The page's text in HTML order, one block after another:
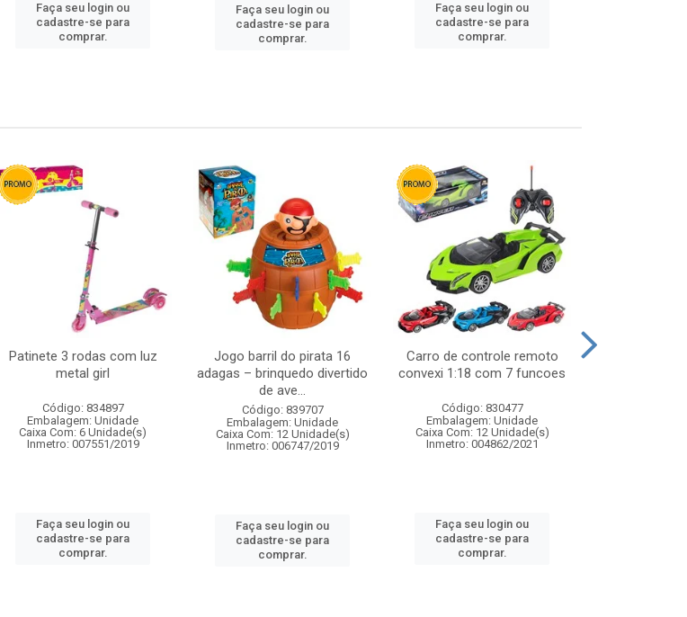
Faça seu login ou
cadastre-se para
comprar.
Faça seu login ou
cadastre-se para
comprar.
Faça seu login ou
cadastre-se para
comprar.
Patinete 3 rodas com luz
metal girl
Código: 834897
Embalagem: Unidade
Caixa Com: 6 Unidade(s)
Inmetro: 007551/2019
Faça seu login ou
cadastre-se para
comprar.
Jogo barril do pirata 16
adagas – brinquedo divertido
de ave...
Código: 839707
Embalagem: Unidade
Caixa Com: 12 Unidade(s)
Inmetro: 006747/2019
Faça seu login ou
cadastre-se para
comprar.
Carro de controle remoto
convexi 1:18 com 7 funcoes
Código: 830477
Embalagem: Unidade
Caixa Com: 12 Unidade(s)
Inmetro: 004862/2021
Faça seu login ou
cadastre-se para
comprar.